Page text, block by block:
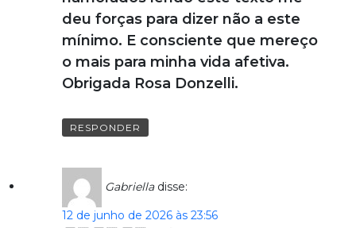
deu forças para dizer não a este
mínimo. E consciente que mereço
o mais para minha vida afetiva.
Obrigada Rosa Donzelli.
RESPONDER
Gabriella disse:
12 de junho de 2026 às 23:56